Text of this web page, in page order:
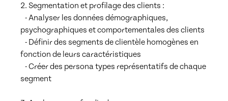
2. Segmentation et profilage des clients :
psychographiques et comportementales des clients
fonction de leurs caractéristiques
segment